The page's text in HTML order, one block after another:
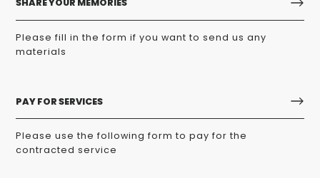
SHARE YOUR MEMORIES
Please fill in the form if you want to send us any
materials
PAY FOR SERVICES
Please use the following form to pay for the
contracted service